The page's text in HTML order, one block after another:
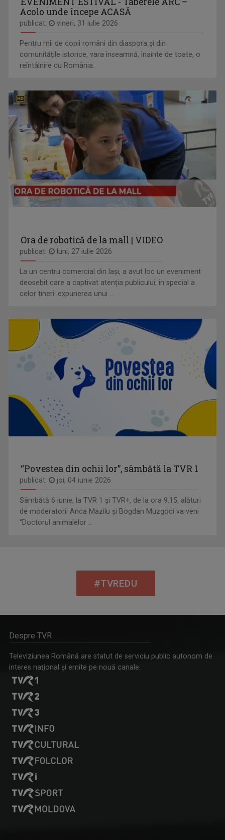
Acolo unde începe ACASĂ
publicat: vineri, 31 iulie 2026
Pentru mii de copii români din diaspora și din
comunitățile istorice, vara înseamnă, înainte de toate, o
reîntâlnire cu România.
Ora de robotică de la mall | VIDEO
publicat: luni, 27 iulie 2026
La un centru comercial din Iași, a avut loc un eveniment
deosebit care a captivat atenția publicului, în special a
celor tineri: expunerea unui ...
“Povestea din ochii lor”, sâmbătă la TVR 1
publicat: joi, 04 iunie 2026
Sâmbătă 6 iunie, la TVR 1 și TVR+, de la ora 9:15, alături
de moderatorii Anca Mazilu şi Bogdan Muzgoci va veni
“Doctorul animalelor ...
#TVREDU
Despre TVR
Televiziunea Română are statut de serviciu public autonom de
interes naţional şi emite pe nouă canale: